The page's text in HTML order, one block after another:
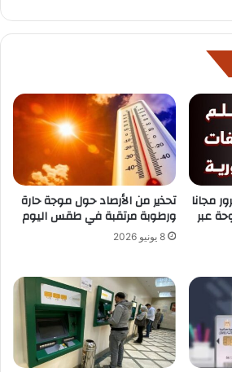
مجانا
عبر
تحذير من الأرصاد حول موجة حارة
ورطوبة مرتقبة في طقس اليوم
8 يونيو 2026